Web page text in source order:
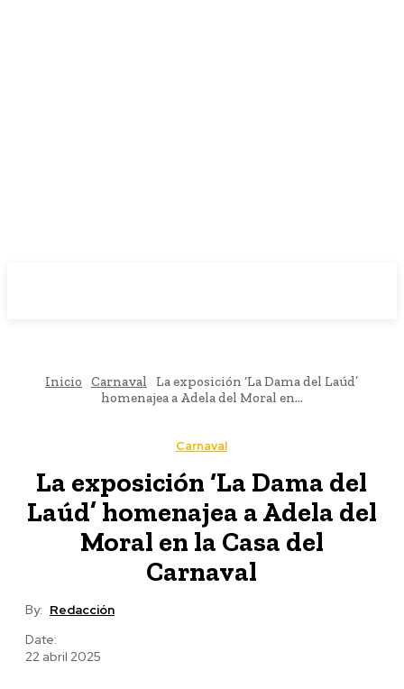
Inicio Carnaval
La exposición ‘La Dama del Laúd’
homenajea a Adela del Moral en...
Carnaval
La exposición ‘La Dama del
Laúd’ homenajea a Adela del
Moral en la Casa del
Carnaval
By: Redacción
Date:
22 abril 2025